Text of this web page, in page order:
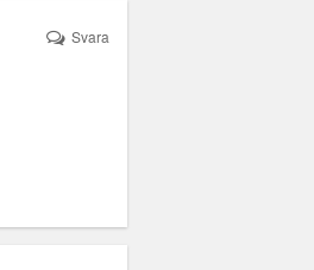
Svara